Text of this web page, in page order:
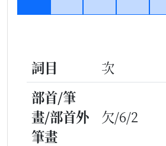
詞目
次
部首/筆
畫/部首外
筆畫
欠/6/2